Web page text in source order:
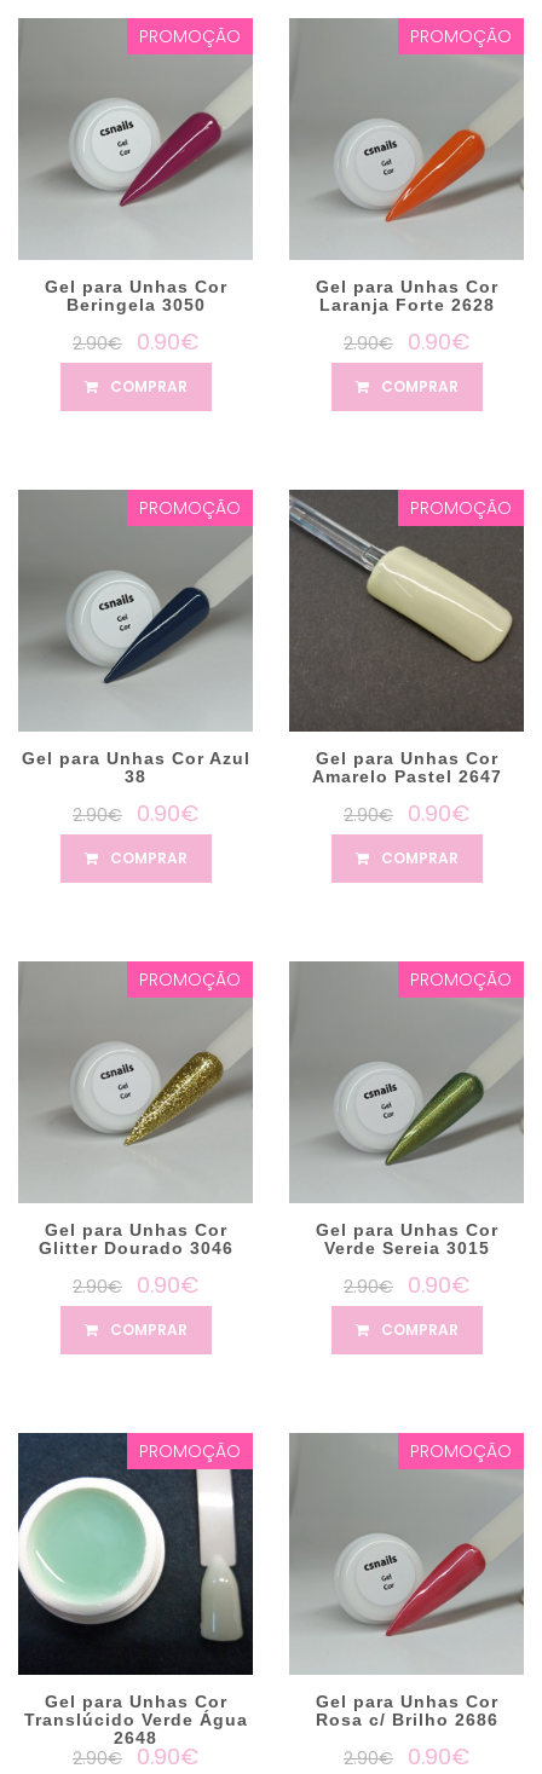
PROMOÇÃO
Gel para Unhas Cor
Beringela 3050
2.90€ 0.90€
COMPRAR
PROMOÇÃO
Gel para Unhas Cor
Laranja Forte 2628
2.90€ 0.90€
COMPRAR
PROMOÇÃO
Gel para Unhas Cor Azul
38
2.90€ 0.90€
COMPRAR
PROMOÇÃO
Gel para Unhas Cor
Amarelo Pastel 2647
2.90€ 0.90€
COMPRAR
PROMOÇÃO
Gel para Unhas Cor
Glitter Dourado 3046
2.90€ 0.90€
COMPRAR
PROMOÇÃO
Gel para Unhas Cor
Verde Sereia 3015
2.90€ 0.90€
COMPRAR
PROMOÇÃO
Gel para Unhas Cor
Translúcido Verde Água
2648
2.90€ 0.90€
PROMOÇÃO
Gel para Unhas Cor
Rosa c/ Brilho 2686
2.90€ 0.90€